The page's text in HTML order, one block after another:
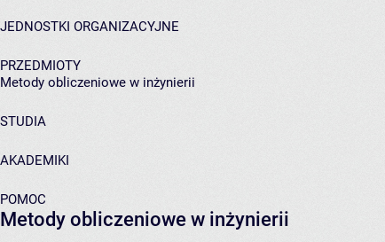
JEDNOSTKI ORGANIZACYJNE
PRZEDMIOTY
Metody obliczeniowe w inżynierii
STUDIA
AKADEMIKI
POMOC
Metody obliczeniowe w inżynierii